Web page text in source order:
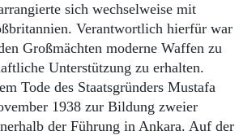
Abo Prämien
Archiv
Mediadaten
Kontakt
Impressum
Datenschutz
sich wechselweise mit
Verantwortlich hierfür war
Großmächten moderne Waffen zu
Unterstützung zu erhalten.
Tode des Staatsgründers Mustafa
1938 zur Bildung zweier
der Führung in Ankara. Auf der